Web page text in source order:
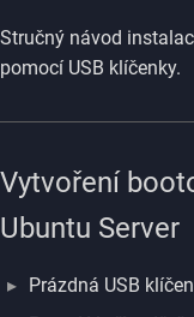
Stručný návod
pomocí USB klíčenky.
Vytvoření
Ubuntu Server
Prázdná USB